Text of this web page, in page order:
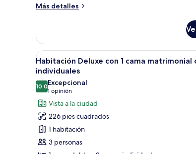
o
vista
al
mar
Más detalles
Más
con
cama
matrimonial
2
individuales,
vista
al
mar
Abrir
todas
las
fotos
de
Habitación
Deluxe
con
1
Habitación de hotel
9
Habitación Deluxe con 1 cama matrimonial
individuales
10.010.0 de 10
Excepcional
1 opinión
(1
opinión)
Vista a la ciudad
226 pies cuadrados
1 habitación
3 personas